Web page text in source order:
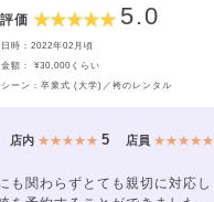
価 5.0
日時：2022年02月頃
金額： ¥30,000くらい
シーン：卒業式 (大学)／袴のレンタル
店内 ★★★★★ 5 店員 ★★★★★
も関わらずとても親切に対応し